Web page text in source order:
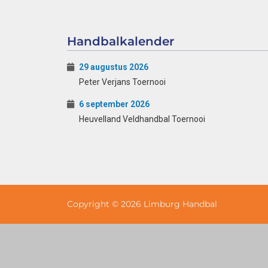
Handbalkalender
29 augustus 2026
Peter Verjans Toernooi
6 september 2026
Heuvelland Veldhandbal Toernooi
Copyright © 2026 Limburg Handbal